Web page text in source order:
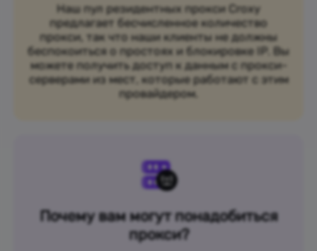
Наш пул резидентных прокси Croxy
предлагает бесчисленное количество
прокси, так что наши клиенты не должны
беспокоиться о простоях и блокировке IP. Вы
можете получить доступ к данным с прокси-
серверами из мест, которые работают с этим
провайдером.
Почему вам могут понадобиться
прокси?